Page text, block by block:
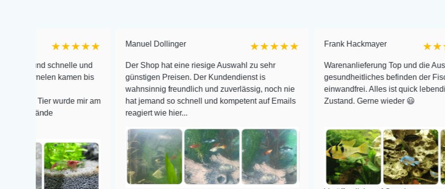
★★★★★
schnelle und
kamen bis
wurde mir am
Manuel Dollinger ★★★★★
Der Shop hat eine riesige Auswahl zu sehr
günstigen Preisen. Der Kundendienst is
wahnsinnig freundlich und zuverlässig, noch nie
hat jemand so schnell und kompetent auf Emails
reagiert wie hier...
Frank Hackmayer ★★★★
Warenanlieferung Top und die Auswahl plus
gesundheitliches befinden der Fische
einwandfrei. Alles ist quick lebendig und im
Zustand. Gerne wieder 😃